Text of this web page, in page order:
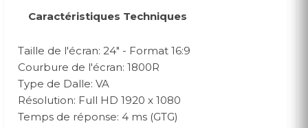
Caractéristiques Techniques
Taille de l'écran: 24" - Format 16:9
Courbure de l'écran: 1800R
Type de Dalle: VA
Résolution: Full HD 1920 x 1080
Temps de réponse: 4 ms (GTG)